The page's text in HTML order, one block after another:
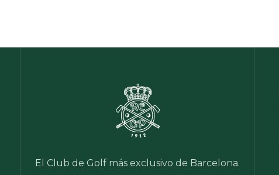
El Club de Golf más exclusivo de Barcelona.